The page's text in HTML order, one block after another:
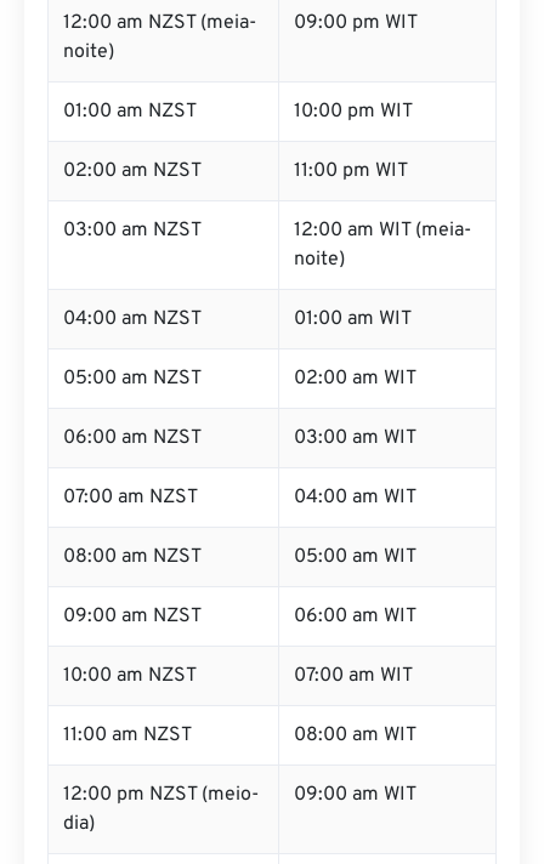
12:00 am NZST (meia-
noite)
09:00 pm WIT
01:00 am NZST 10:00 pm WIT
02:00 am NZST 11:00 pm WIT
03:00 am NZST
12:00 am WIT (meia-
noite)
04:00 am NZST 01:00 am WIT
05:00 am NZST 02:00 am WIT
06:00 am NZST 03:00 am WIT
07:00 am NZST 04:00 am WIT
08:00 am NZST 05:00 am WIT
09:00 am NZST 06:00 am WIT
10:00 am NZST 07:00 am WIT
11:00 am NZST 08:00 am WIT
12:00 pm NZST (meio-
dia)
09:00 am WIT